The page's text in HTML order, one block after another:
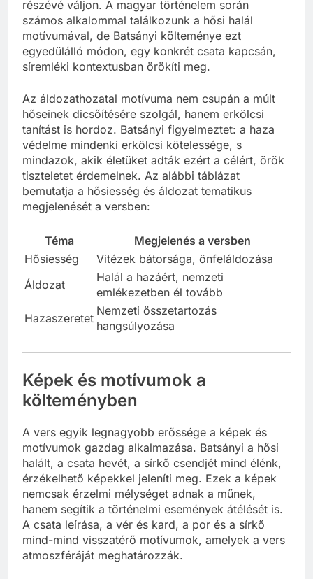
részévé váljon. A magyar történelem során
számos alkalommal találkozunk a hősi halál
motívumával, de Batsányi költeménye ezt
egyedülálló módon, egy konkrét csata kapcsán,
síremléki kontextusban örökíti meg.
Az áldozathozatal motívuma nem csupán a múlt
hőseinek dicsőítésére szolgál, hanem erkölcsi
tanítást is hordoz. Batsányi figyelmeztet: a haza
védelme mindenki erkölcsi kötelessége, s
mindazok, akik életüket adták ezért a célért, örök
tiszteletet érdemelnek. Az alábbi táblázat
bemutatja a hősiesség és áldozat tematikus
megjelenését a versben:
Téma
Megjelenés a versben
Hősiesség
Vitézek bátorsága, önfeláldozása
Áldozat
Halál a hazáért, nemzeti
emlékezetben él tovább
Hazaszeretet
Nemzeti összetartozás
hangsúlyozása
Képek és motívumok a
költeményben
A vers egyik legnagyobb erőssége a képek és
motívumok gazdag alkalmazása. Batsányi a hősi
halált, a csata hevét, a sírkő csendjét mind élénk,
érzékelhető képekkel jeleníti meg. Ezek a képek
nemcsak érzelmi mélységet adnak a műnek,
hanem segítik a történelmi események átélését is.
A csata leírása, a vér és kard, a por és a sírkő
mind-mind visszatérő motívumok, amelyek a vers
atmoszféráját meghatározzák.